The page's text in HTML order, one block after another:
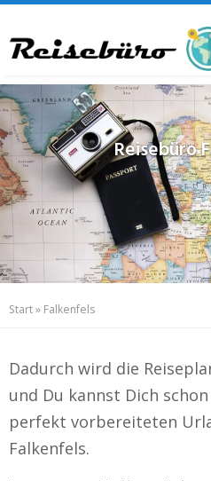
to
main
content
Reisebüro
Start» Falkenfels
Dadurch wird die
und Du kannst Dich
perfekt vorbereiteten
Falkenfels.